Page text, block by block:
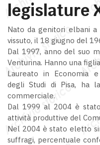
legislature
Nato da genitori elbani
vissuto, il 18 giugno del
Dal 1997, anno del suo
Venturina. Hanno una
Laureato in Economia
degli Studi di Pisa, ha
commerciale.
Dal 1999 al 2004 è
attività produttive del
Nel 2004 è stato eletto
suffragi, percentuale